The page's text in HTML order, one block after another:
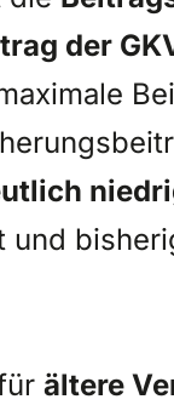
der
und
ältere